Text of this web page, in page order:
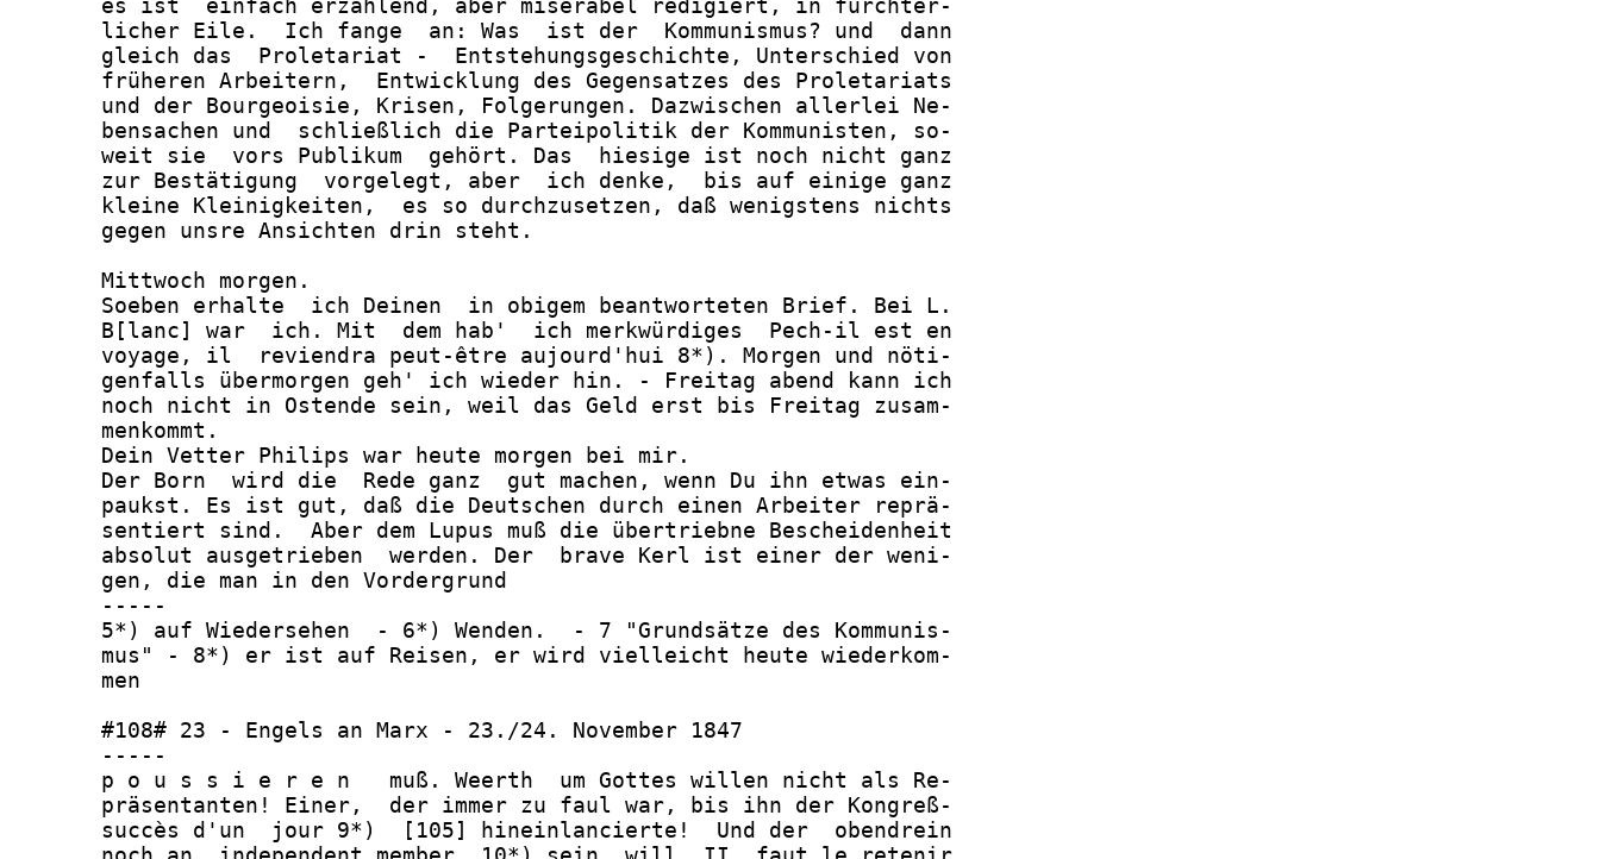
       es ist  einfach erzählend, aber miserabel redigiert, in fürchter-
       licher Eile.  Ich fange  an: Was  ist der  Kommunismus? und  dann
       gleich das  Proletariat -  Entstehungsgeschichte, Unterschied von
       früheren Arbeitern,  Entwicklung des Gegensatzes des Proletariats
       und der Bourgeoisie, Krisen, Folgerungen. Dazwischen allerlei Ne-
       bensachen und  schließlich die Parteipolitik der Kommunisten, so-
       weit sie  vors Publikum  gehört. Das  hiesige ist noch nicht ganz
       zur Bestätigung  vorgelegt, aber  ich denke,  bis auf einige ganz
       kleine Kleinigkeiten,  es so durchzusetzen, daß wenigstens nichts
       gegen unsre Ansichten drin steht.
       Mittwoch morgen.
       Soeben erhalte  ich Deinen  in obigem beantworteten Brief. Bei L.
       B[lanc] war  ich. Mit  dem hab'  ich merkwürdiges  Pech-il est en
       voyage, il  reviendra peut-être aujourd'hui 8*). Morgen und nöti-
       genfalls übermorgen geh' ich wieder hin. - Freitag abend kann ich
       noch nicht in Ostende sein, weil das Geld erst bis Freitag zusam-
       menkommt.
       Dein Vetter Philips war heute morgen bei mir.
       Der Born  wird die  Rede ganz  gut machen, wenn Du ihn etwas ein-
       paukst. Es ist gut, daß die Deutschen durch einen Arbeiter reprä-
       sentiert sind.  Aber dem Lupus muß die übertriebne Bescheidenheit
       absolut ausgetrieben  werden. Der  brave Kerl ist einer der weni-
       gen, die man in den Vordergrund
       -----
       5*) auf Wiedersehen  - 6*) Wenden.  - 7 "Grundsätze des Kommunis-
       mus" - 8*) er ist auf Reisen, er wird vielleicht heute wiederkom-
       men
       #108# 23 - Engels an Marx - 23./24. November 1847
       -----
       p o u s s i e r e n   muß. Weerth  um Gottes willen nicht als Re-
       präsentanten! Einer,  der immer zu faul war, bis ihn der Kongreß-
       succès d'un  jour 9*)  [105] hineinlancierte!  Und der  obendrein